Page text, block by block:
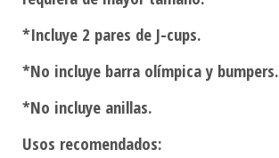
*Incluye 2 pares de J-cups.
*No incluye barra olímpica y bumpers.
*No incluye anillas.
Usos recomendados: